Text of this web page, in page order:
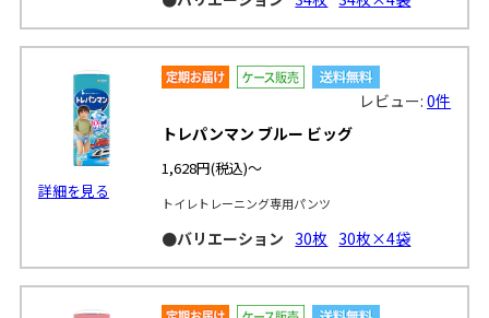
詳細を見る
レビュー:0件
トレパンマン ブルー ビッグ
1,628円(税込)～
トイレトレーニング専用パンツ
●バリエーション 30枚 30枚×4袋